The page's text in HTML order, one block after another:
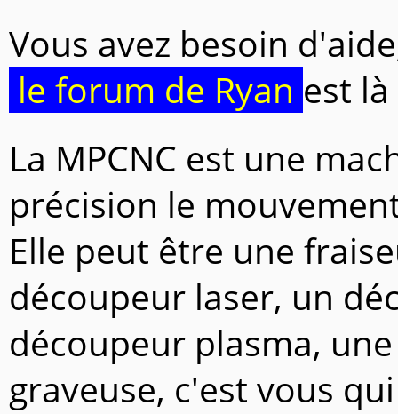
Vous avez besoin
le forum de Ryan est
La MPCNC est une
précision le
Elle peut être une
découpeur laser, un
découpeur plasma,
graveuse, c'est vous